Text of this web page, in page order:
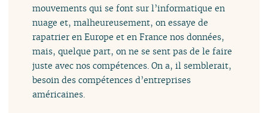
mouvements qui se font sur l’informatique en
nuage et, malheureusement, on essaye de
rapatrier en Europe et en France nos données,
mais, quelque part, on ne se sent pas de le faire
juste avec nos compétences. On a, il semblerait,
besoin des compétences d’entreprises
américaines.